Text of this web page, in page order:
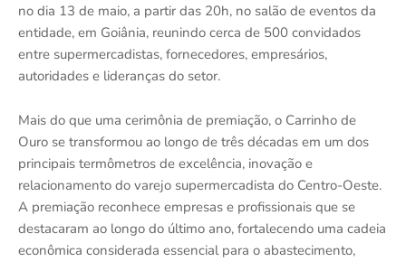
no dia 13 de maio, a partir das 20h, no salão de eventos da
entidade, em Goiânia, reunindo cerca de 500 convidados
entre supermercadistas, fornecedores, empresários,
autoridades e lideranças do setor.
Mais do que uma cerimônia de premiação, o Carrinho de
Ouro se transformou ao longo de três décadas em um dos
principais termômetros de excelência, inovação e
relacionamento do varejo supermercadista do Centro-Oeste.
A premiação reconhece empresas e profissionais que se
destacaram ao longo do último ano, fortalecendo uma cadeia
econômica considerada essencial para o abastecimento,